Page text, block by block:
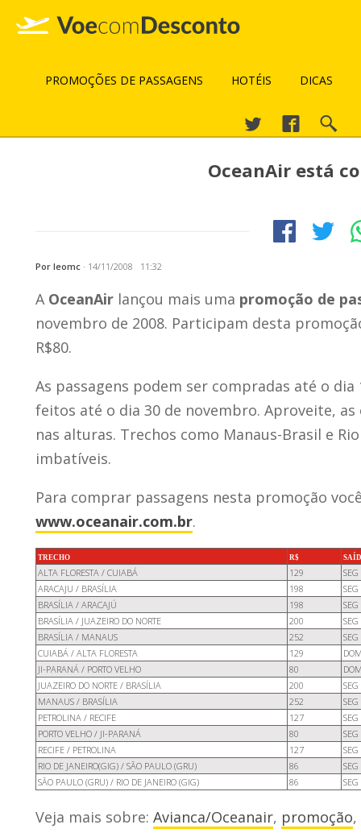
PROMOÇÕES DE PASSAGENS HOTÉIS DICAS
OceanAir está
Por leomc · 14/11/2008 11:32
A OceanAir lançou mais uma promoção de
novembro de 2008. Participam desta
R$80.
As passagens podem ser compradas até o
feitos até o dia 30 de novembro. Aproveite,
nas alturas. Trechos como Manaus-Brasil e
imbatíveis.
Para comprar passagens nesta promoção
www.oceanair.com.br.
TRECHO R$
ALTA FLORESTA / CUIABÁ 129
ARACAJU / BRASÍLIA
198
BRASÍLIA / ARACAJÚ
198
BRASÍLIA / JUAZEIRO DO NORTE
200
BRASÍLIA / MANAUS
252
CUIABÁ / ALTA FLORESTA
129
JI-PARANÁ / PORTO VELHO
80
JUAZEIRO DO NORTE / BRASÍLIA
200
MANAUS / BRASÍLIA
252
PETROLINA / RECIFE
127
PORTO VELHO / JI-PARANÁ
80
RECIFE / PETROLINA
127
RIO DE JANEIRO(GIG) / SÃO PAULO (GRU)
86
SÃO PAULO (GRU) / RIO DE JANEIRO (GIG)
86
Veja mais sobre: Avianca/Oceanair, promoção,